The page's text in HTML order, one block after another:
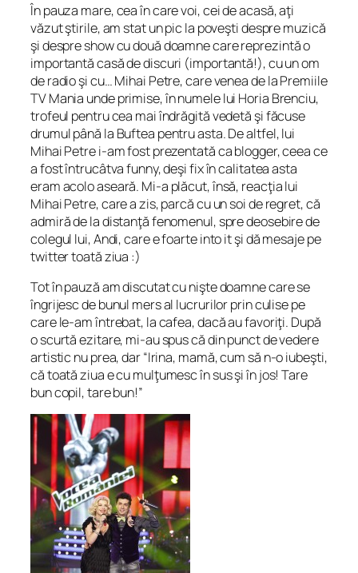
În pauza mare, cea în care voi, cei de acasă, aţi
văzut ştirile, am stat un pic la poveşti despre muzică
şi despre show cu două doamne care reprezintă o
importantă casă de discuri (importantă!), cu un om
de radio şi cu… Mihai Petre, care venea de la Premiile
TV Mania unde primise, în numele lui Horia Brenciu,
trofeul pentru cea mai îndrăgită vedetă şi făcuse
drumul până la Buftea pentru asta. De altfel, lui
Mihai Petre i-am fost prezentată ca blogger, ceea ce
a fost întrucâtva funny, deşi fix în calitatea asta
eram acolo aseară. Mi-a plăcut, însă, reacţia lui
Mihai Petre, care a zis, parcă cu un soi de regret, că
admiră de la distanţă fenomenul, spre deosebire de
colegul lui, Andi, care e foarteinto itşi dă mesaje pe
twitter toată ziua :)
Tot în pauză am discutat cu nişte doamne care se
îngrijesc de bunul mers al lucrurilor prin culise pe
care le-am întrebat, la cafea, dacă au favoriţi. După
o scurtă ezitare, mi-au spus că din punct de vedere
artistic nu prea, dar “Irina, mamă, cum să n-o iubeşti,
că toată ziua e cu mulţumesc în sus şi în jos! Tare
bun copil, tare bun!”